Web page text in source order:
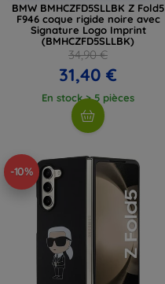
BMW BMHCZFD5SLLBK Z Fold5
F946 coque rigide noire avec
Signature Logo Imprint
(BMHCZFD5SLLBK)
34,90 €
31,40 €
En stock > 5 pièces
-10%